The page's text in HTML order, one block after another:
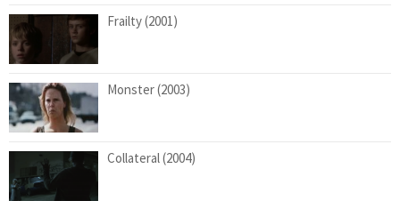
Frailty (2001)
Monster (2003)
Collateral (2004)